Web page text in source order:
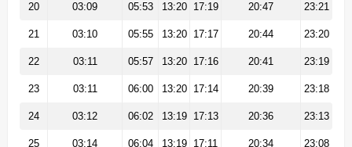
20 03:09 05:53 13:20 17:19 20:47 23:21
21 03:10 05:55 13:20 17:17 20:44 23:20
22 03:11 05:57 13:20 17:16 20:41 23:19
23 03:11 06:00 13:20 17:14 20:39 23:18
24 03:12 06:02 13:19 17:13 20:36 23:13
25 03:14 06:04 13:19 17:11 20:34 23:08